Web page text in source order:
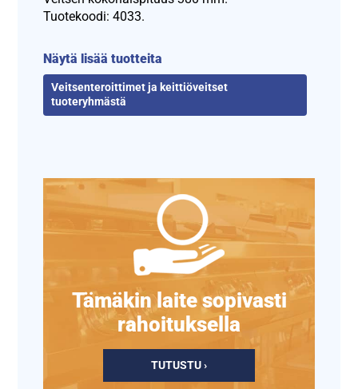
Tuotekoodi: 4033.
Näytä lisää tuotteita
Veitsenteroittimet ja keittiöveitset
tuoteryhmästä
Tämäkin laite sopivasti
rahoituksella
TUTUSTU ›